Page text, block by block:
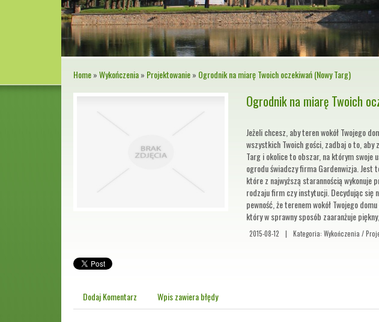
Home»Wykończenia» Projektowanie» Ogrodnik na miarę Twoich oczekiwań (Nowy Targ)
Ogrodnik na miarę Twoich
Jeżeli chcesz, aby teren wokół Twojego
wszystkich Twoich gości, zadbaj o to, aby
Targ i okolice to obszar, na którym swoje
ogrodu świadczy firma Gardenwizja.
które z najwyższą starannością wykonuje
rodzaju firm czy instytucji. Decydując się
pewność, że terenem wokół Twojego
który w sprawny sposób zaaranżuje
2015-08-12 | Kategoria: Wykończenia /
Dodaj Komentarz Wpis zawiera błędy